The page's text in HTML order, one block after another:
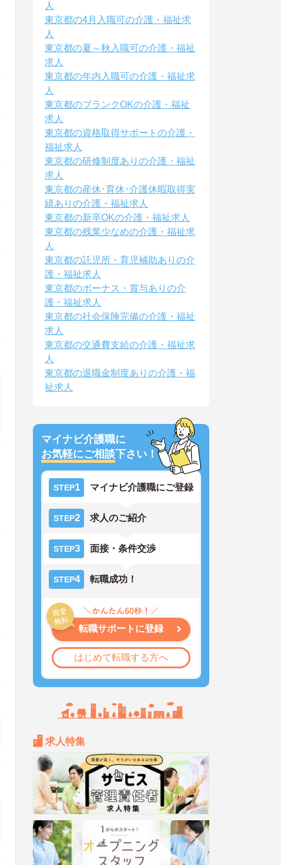
人
東京都の4月入職可の介護・福祉求
人
東京都の夏～秋入職可の介護・福祉
求人
東京都の年内入職可の介護・福祉求
人
東京都のブランクOKの介護・福祉
求人
東京都の資格取得サポートの介護・
福祉求人
東京都の研修制度ありの介護・福祉
求人
東京都の産休･育休･介護休暇取得実
績ありの介護・福祉求人
東京都の新卒OKの介護・福祉求人
東京都の残業少なめの介護・福祉求
人
東京都の託児所・育児補助ありの介
護・福祉求人
東京都のボーナス・賞与ありの介
護・福祉求人
東京都の社会保険完備の介護・福祉
求人
東京都の交通費支給の介護・福祉求
人
東京都の退職金制度ありの介護・福
祉求人
マイナビ介護職に
お気軽にご相談下さい！
STEP1 マイナビ介護職にご登録
STEP2 求人のご紹介
STEP3 面接・条件交渉
STEP4 転職成功！
転職サポートに登録
はじめて転職する方へ
求人特集